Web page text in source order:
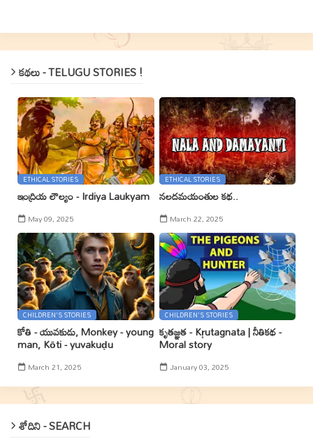
కథలు - TELUGU STORIES !
ETHICAL STORIES
ఇంద్రియ లౌల్యం - Irdiya Laukyam
May 09, 2025
ETHICAL STORIES
నలదమయంతుల కథ..
March 22, 2025
CHILDREN'S STORIES
కోతి - యువకుడు, Monkey - young
man, Kōti - yuvakuḍu
March 21, 2025
CHILDREN'S STORIES
కృతజ్ఞత - Kr̥utagnata | నీతికథ -
Moral story
January 03, 2025
శోదిని - SEARCH